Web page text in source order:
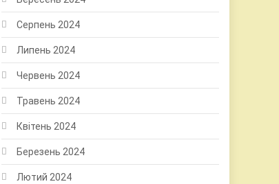
Серпень 2024
Липень 2024
Червень 2024
Травень 2024
Квітень 2024
Березень 2024
Лютий 2024